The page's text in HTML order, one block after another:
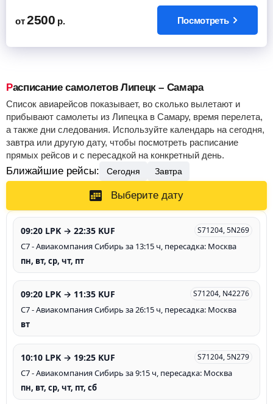
от 2500 р. Посмотреть
Расписание самолетов Липецк – Самара
Список авиарейсов показывает, во сколько вылетают и
прибывают самолеты из Липецка в Самару, время перелета,
а также дни следования. Используйте календарь на сегодня,
завтра или другую дату, чтобы посмотреть расписание
прямых рейсов и с пересадкой на конкретный день.
Ближайшие рейсы: Сегодня Завтра
Выберите дату
09:20 LPK → 22:35 KUF S71204, 5N269
С7 - Авиакомпания Сибирь за 13:15 ч, пересадка: Москва
пн, вт, ср, чт, пт
09:20 LPK → 11:35 KUF S71204, N42276
С7 - Авиакомпания Сибирь за 26:15 ч, пересадка: Москва
вт
10:10 LPK → 19:25 KUF S71204, 5N279
С7 - Авиакомпания Сибирь за 9:15 ч, пересадка: Москва
пн, вт, ср, чт, пт, сб